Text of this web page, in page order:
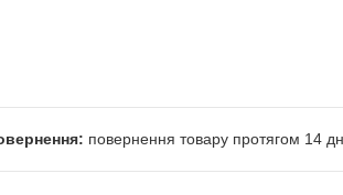
повернення товару протягом 14